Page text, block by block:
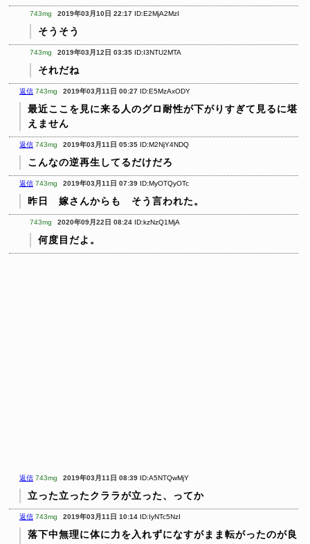
743mg 2019年03月10日 22:17 ID:E2MjA2MzI
そうそう
743mg 2019年03月12日 03:35 ID:I3NTU2MTA
それだね
返信 743mg 2019年03月11日 00:27 ID:E5MzAxODY
最近ここを見に来る人のグロ耐性が下がりすぎて見るに堪
えません
返信 743mg 2019年03月11日 05:35 ID:M2NjY4NDQ
こんなの逆再生してるだけだろ
返信 743mg 2019年03月11日 07:39 ID:MyOTQyOTc
昨日 嫁さんからも そう言われた。
743mg 2020年09月22日 08:24 ID:kzNzQ1MjA
何度目だよ。
返信 743mg 2019年03月11日 08:39 ID:A5NTQwMjY
立った立ったクララが立った、ってか
返信 743mg 2019年03月11日 10:14 ID:IyNTc5NzI
落下中無理に体に力を入れずになすがまま転がったのが良